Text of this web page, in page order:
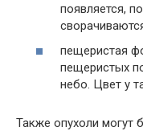
появляется,
пещеристая
пещеристых
небо. Цвет у
Также опухоли могут